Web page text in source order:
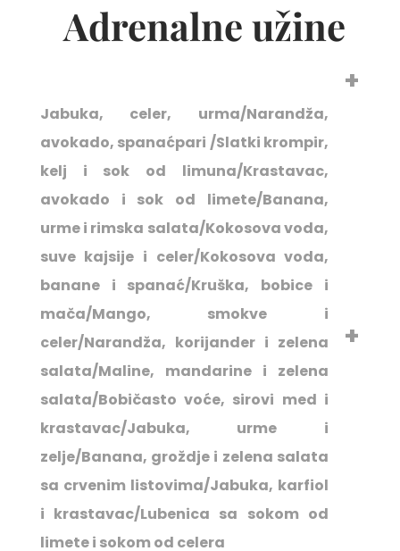
Adrenalne užine
Jabuka, celer, urma/Narandža,
avokado, spanaćpari /Slatki krompir,
kelj i sok od limuna/Krastavac,
avokado i sok od limete/Banana,
urme i rimska salata/Kokosova voda,
suve kajsije i celer/Kokosova voda,
banane i spanać/Kruška, bobice i
mača/Mango, smokve i
celer/Narandža, korijander i zelena
salata/Maline, mandarine i zelena
salata/Bobičasto voće, sirovi med i
krastavac/Jabuka, urme i
zelje/Banana, groždje i zelena salata
sa crvenim listovima/Jabuka, karfiol
i krastavac/Lubenica sa sokom od
limete i sokom od celera